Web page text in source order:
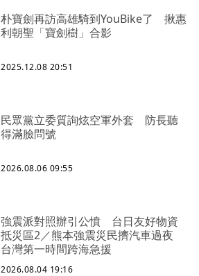
朴寶劍再訪高雄騎到YouBike了 揪惠
利朝聖「寶劍樹」合影
2025.12.08 20:51
民眾黨立委質詢炫空軍外套 防長聽
得滿臉問號
2026.08.06 09:55
強震派對照辦引公憤 台日友好物資
抵災區2／熊本強震災民擠汽車過夜
台灣第一時間跨海急援
2026.08.04 19:16